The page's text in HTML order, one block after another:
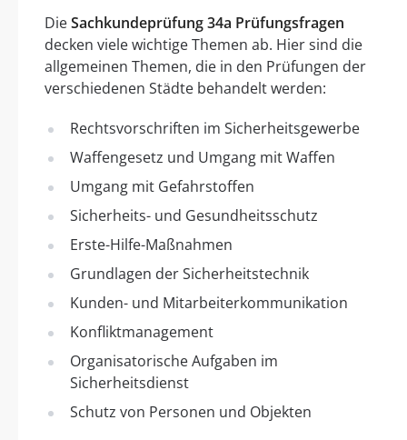
DieSachkundeprüfung 34a Prüfungsfragen
decken viele wichtige Themen ab. Hier sind die
allgemeinen Themen, die in den Prüfungen der
verschiedenen Städte behandelt werden:
Rechtsvorschriften im Sicherheitsgewerbe
Waffengesetz und Umgang mit Waffen
Umgang mit Gefahrstoffen
Sicherheits- und Gesundheitsschutz
Erste-Hilfe-Maßnahmen
Grundlagen der Sicherheitstechnik
Kunden- und Mitarbeiterkommunikation
Konfliktmanagement
Organisatorische Aufgaben im
Sicherheitsdienst
Schutz von Personen und Objekten